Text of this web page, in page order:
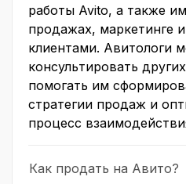
работы Avito, а также
продажах, маркетинге
клиентами. Авитологи
консультировать
помогать им
стратегии продаж и
процесс
Как продать на Авито?